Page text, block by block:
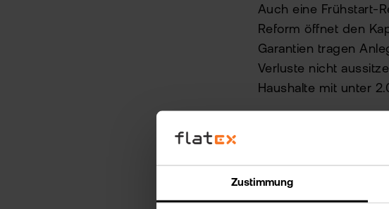
Zustimmung
Auch eine Frühstart-
Reform öffnet den
Garantien tragen
Verluste nicht
Haushalte mit unter
Das
und Zeit ist beim